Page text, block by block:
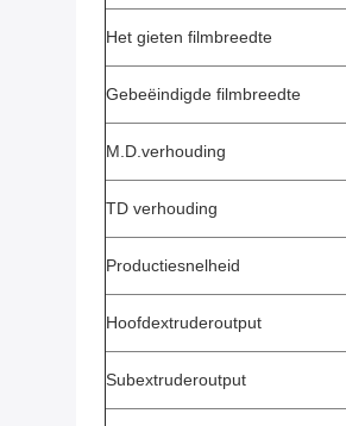
Het gieten filmbreedte
Gebeëindigde filmbreedte
M.D.verhouding
TD verhouding
Productiesnelheid
Hoofdextruderoutput
Subextruderoutput